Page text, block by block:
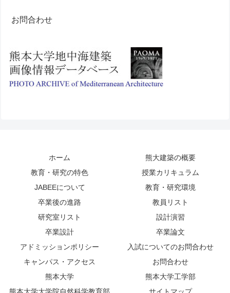
お問合わせ
ホーム
熊大建築の概要
教育・研究の特色
授業カリキュラム
JABEEについて
教育・研究環境
卒業後の進路
教員リスト
研究室リスト
設計演習
卒業設計
卒業論文
アドミッションポリシー
入試についてのお問合わせ
キャンパス・アクセス
お問合わせ
熊本大学
熊本大学工学部